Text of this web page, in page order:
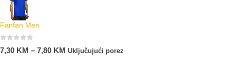
Fanfan Men
7,30 KM – 7,80 KM Uključujući porez